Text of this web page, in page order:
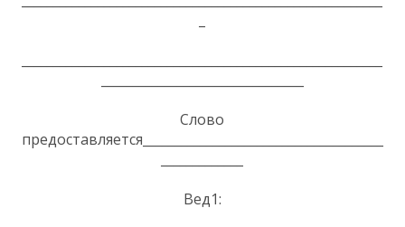
Слово
предоставляется______________________________________
Вед1: